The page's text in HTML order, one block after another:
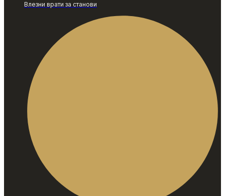
Влезни врати за станови